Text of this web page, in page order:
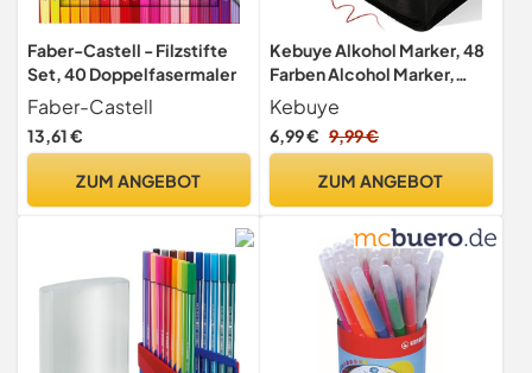
Faber-Castell - Filzstifte
Set, 40 Doppelfasermaler
Faber-Castell
13,61 €
ZUM ANGEBOT
Kebuye Alkohol Marker, 48
Farben Alcohol Marker,
Alkohol Permanenter
Marker Set Twin Tip Marker
Stifte FüR Lesezeichen,
Zeichnung
Kebuye
6,99 € 9,99 €
ZUM ANGEBOT